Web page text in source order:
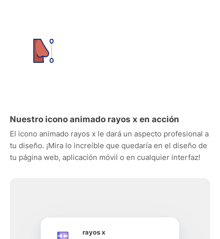
Nuestro icono animado rayos x en acción
El icono animado rayos x le dará un aspecto profesional a
tu diseño. ¡Mira lo increíble que quedaría en el diseño de
tu página web, aplicación móvil o en cualquier interfaz!
rayos x